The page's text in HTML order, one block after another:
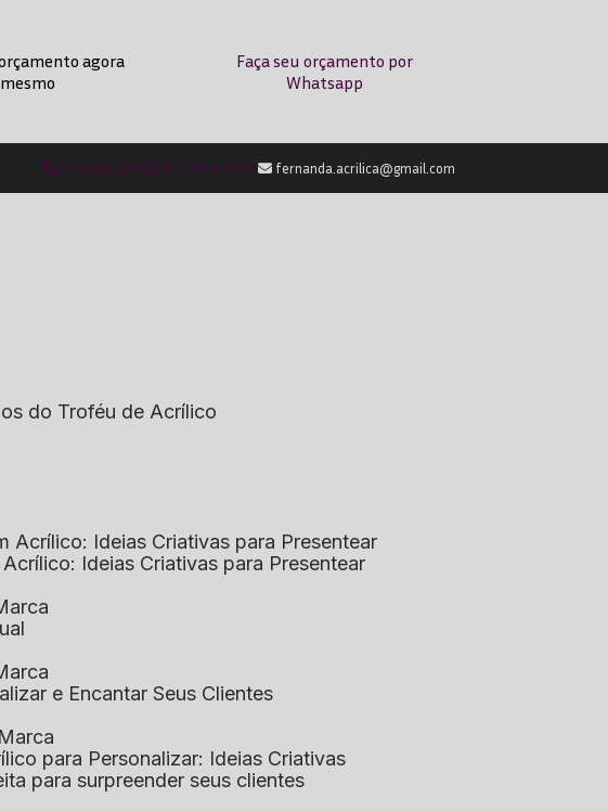
agora
mesmo
Faça seu orçamento por
Whatsapp
(11) 2236-2238 (11) 9759-0042 fernanda.acrilica@gmail.com
do Troféu de Acrílico
Acrílico: Ideias Criativas para Presentear
Acrílico: Ideias Criativas para Presentear
e Encantar Seus Clientes
para Personalizar: Ideias Criativas
para surpreender seus clientes